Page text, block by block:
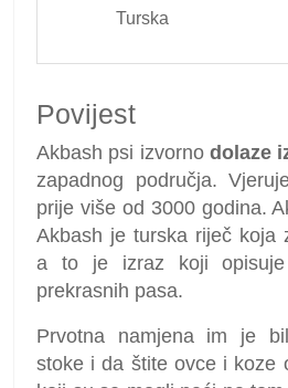
Turska
Povijest
Akbash psi izvorno dolaze
zapadnog područja.
prije više od 3000 godina.
Akbash je turska riječ koja
a to je izraz koji
prekrasnih pasa.
Prvotna namjena im je
stoke i da štite ovce i koze